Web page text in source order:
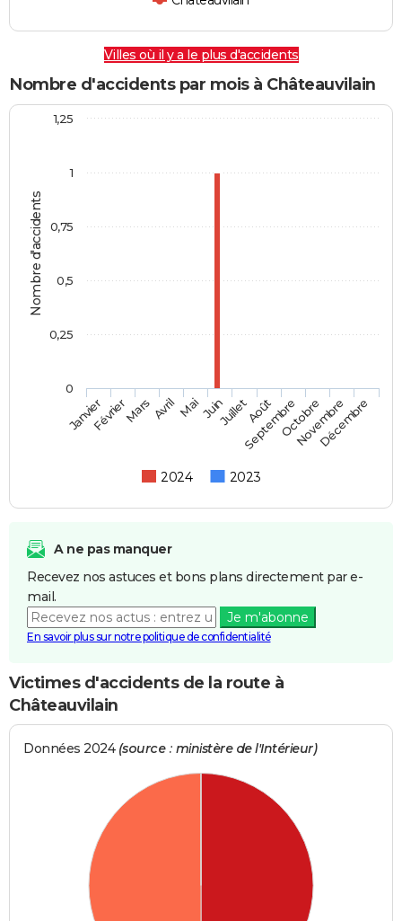
Villes où il y a le plus d'accidents
Nombre d'accidents par mois à Châteauvilain
Nombre d'accidents
2024 2023
JanvierFévrierMars AvrilMaiJuinJuilletAoût
SeptembreOctobre
Novembre
Décembre
0
1
0,25
0,5
0,75
1,25
A ne pas manquer
Recevez nos astuces et bons plans directement par e-
mail.
Je m'abonne
En savoir plus sur notre politique de confidentialité
Victimes d'accidents de la route à
Châteauvilain
Données 2024 (source : ministère de l'Intérieur)